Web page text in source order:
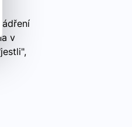
v